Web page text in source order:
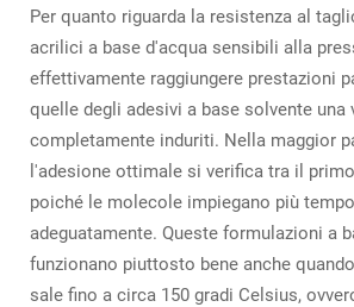
Per quanto riguarda la resistenza al
acrilici a base d'acqua sensibili alla
effettivamente raggiungere prestazioni
quelle degli adesivi a base solvente una
completamente induriti. Nella maggior
l'adesione ottimale si verifica tra il
poiché le molecole impiegano più
adeguatamente. Queste formulazioni a
funzionano piuttosto bene anche
sale fino a circa 150 gradi Celsius,